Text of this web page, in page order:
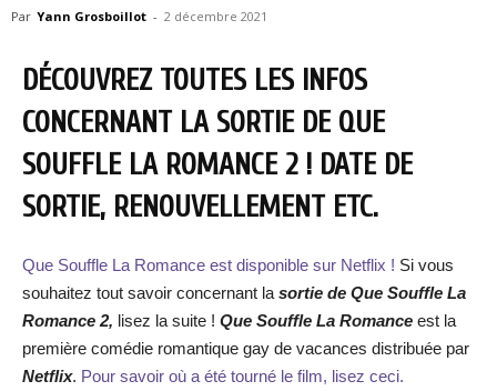
Par Yann Grosboillot - 2 décembre 2021
DÉCOUVREZ TOUTES LES INFOS
CONCERNANT LA SORTIE DE QUE
SOUFFLE LA ROMANCE 2 ! DATE DE
SORTIE, RENOUVELLEMENT ETC.
Que Souffle La Romance est disponible sur Netflix ! Si vous
souhaitez tout savoir concernant la sortie de Que Souffle La
Romance 2, lisez la suite ! Que Souffle La Romance est la
première comédie romantique gay de vacances distribuée par
Netflix. Pour savoir où a été tourné le film, lisez ceci.